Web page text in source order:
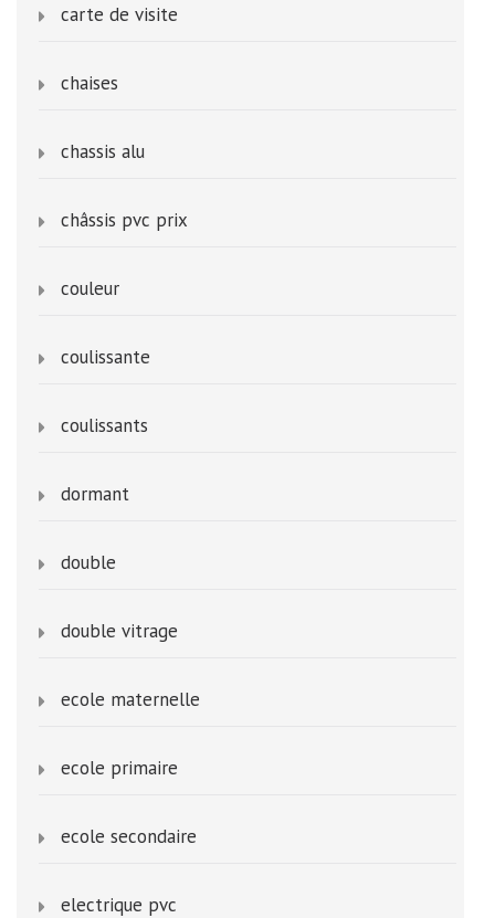
carte de visite
chaises
chassis alu
châssis pvc prix
couleur
coulissante
coulissants
dormant
double
double vitrage
ecole maternelle
ecole primaire
ecole secondaire
electrique pvc